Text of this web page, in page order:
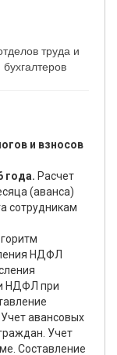
труда и
и взносов
года. Расчет
(аванса)
сотрудникам
НДФЛ
НДФЛ при
авансовых
Учет
Составление